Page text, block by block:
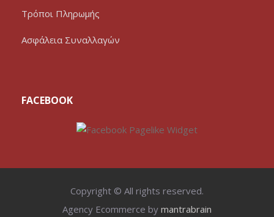
Τρόποι Πληρωμής
Ασφάλεια Συναλλαγών
FACEBOOK
Copyright © All rights reserved.
Agency Ecommerce by mantrabrain